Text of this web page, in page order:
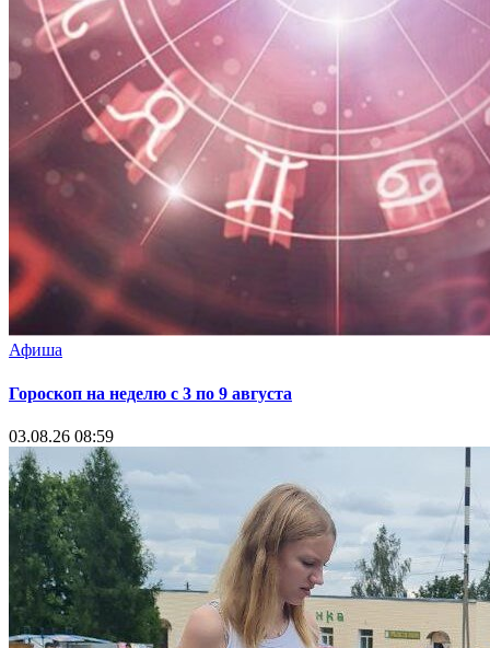
Афиша
Гороскоп на неделю с 3 по 9 августа
03.08.26 08:59